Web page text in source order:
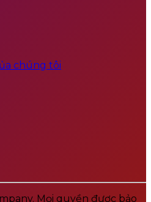
chúng tôi
Mọi quyền được bảo